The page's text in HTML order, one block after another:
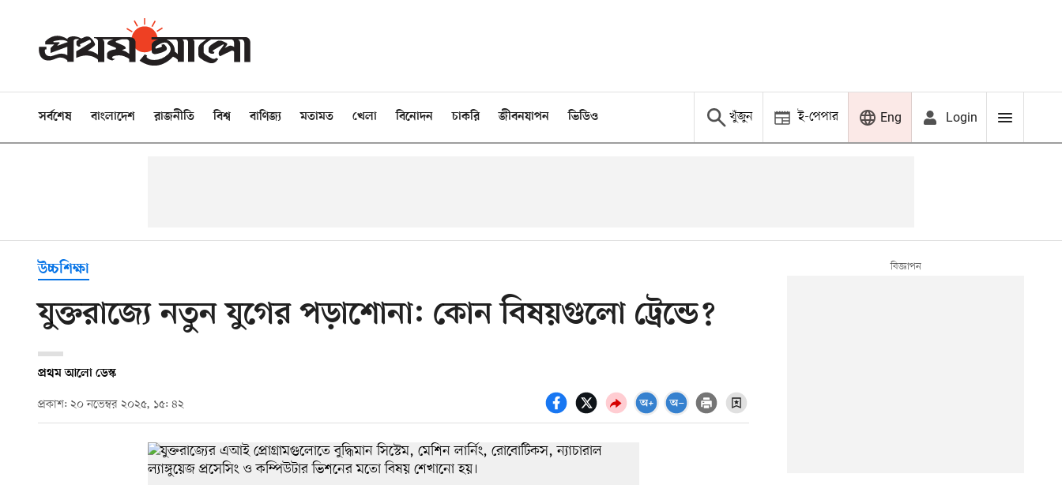
সর্বশেষ বাংলাদেশ রাজনীতি বিশ্ব বাণিজ্য মতামত খেলা বিনোদন চাকরি জীবনযাপন ভিডিও খুঁজুন ই-পেপার Eng Login
উচ্চশিক্ষা
যুক্তরাজ্যে নতুন যুগের পড়াশোনা: কোন বিষয়গুলো ট্রেন্ডে?
প্রথম আলো ডেস্ক
প্রকাশ: ২০ নভেম্বর ২০২৫, ১৫: ৪২